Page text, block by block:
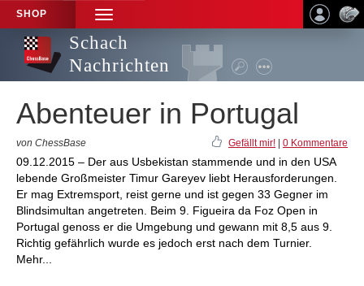
SHOP
TOGGLE
NAVIGATION
Schach
Nachrichten
Abenteuer in Portugal
von ChessBase Gefällt mir! 0 Kommentare
09.12.2015 – Der aus Usbekistan stammende und in den USA
lebende Großmeister Timur Gareyev liebt Herausforderungen.
Er mag Extremsport, reist gerne und ist gegen 33 Gegner im
Blindsimultan angetreten. Beim 9. Figueira da Foz Open in
Portugal genoss er die Umgebung und gewann mit 8,5 aus 9.
Richtig gefährlich wurde es jedoch erst nach dem Turnier.
Mehr...